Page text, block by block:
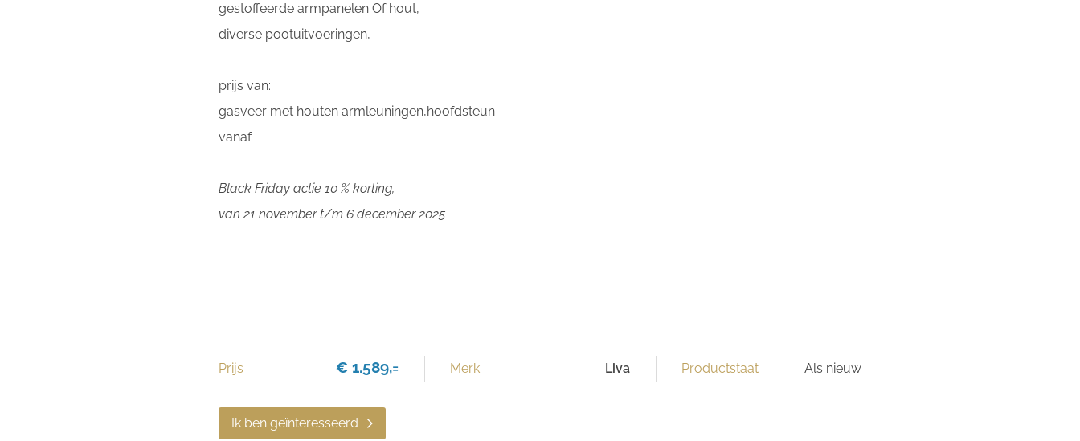
gestoffeerde armpanelen Of hout,
diverse pootuitvoeringen,
prijs van:
gasveer met houten armleuningen,hoofdsteun
vanaf
Black Friday actie 10 % korting,
van 21 november t/m 6 december 2025
Prijs € 1.589,= Merk Liva Productstaat Als nieuw
Ik ben geïnteresseerd